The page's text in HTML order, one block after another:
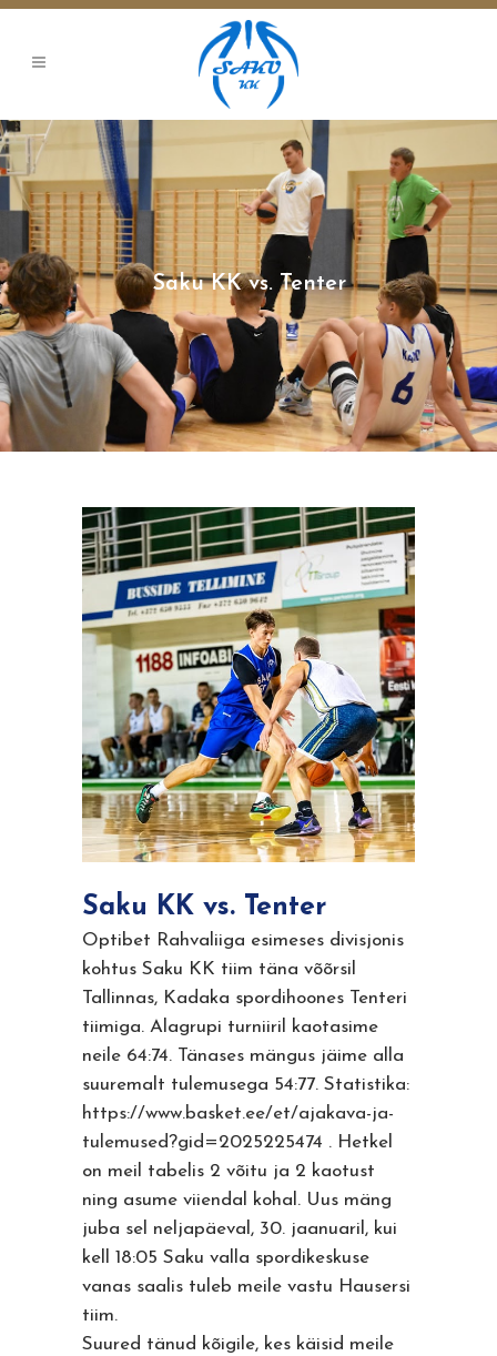
Saku KK vs. Tenter
Saku KK vs. Tenter
Optibet Rahvaliiga esimeses divisjonis
kohtus Saku KK tiim täna võõrsil
Tallinnas, Kadaka spordihoones Tenteri
tiimiga. Alagrupi turniiril kaotasime
neile 64:74. Tänases mängus jäime alla
suuremalt tulemusega 54:77. Statistika:
https://www.basket.ee/et/ajakava-ja-
tulemused?gid=2025225474 . Hetkel
on meil tabelis 2 võitu ja 2 kaotust
ning asume viiendal kohal. Uus mäng
juba sel neljapäeval, 30. jaanuaril, kui
kell 18:05 Saku valla spordikeskuse
vanas saalis tuleb meile vastu Hausersi
tiim.
Suured tänud kõigile, kes käisid meile